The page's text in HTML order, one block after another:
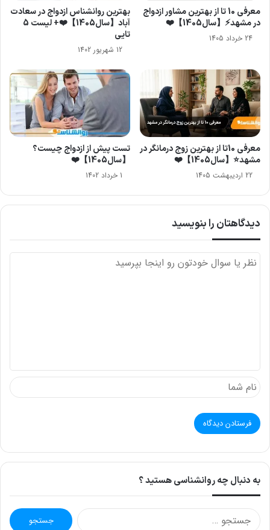
معرفی 10 تا از بهترین مشاور ازدواج
در مشهد⚡【سال1405】❤️
24 خرداد 1405
بهترین روانشناس ازدواج در سعادت
آباد【سال1405】❤️+ لیست 5
تایی
12 شهریور 1402
معرفی 10تا از بهترین زوج درمانگر در
مشهد⭐【سال1405】❤️
22 اردیبهشت 1405
تست پیش از ازدواج چیست؟
【سال1405】❤️
1 خرداد 1402
دیدگاهتان را بنویسید
د
به دنبال چه روانشناسی هستید ؟
ج